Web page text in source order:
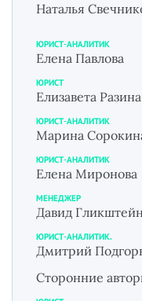
Наталья
ЮРИСТ-АНАЛИТИК
Елена Павлова
ЮРИСТ
Елизавета Разина
ЮРИСТ-АНАЛИТИК
Марина
ЮРИСТ-АНАЛИТИК
Елена Миронова
МЕНЕДЖЕР
Давид Гликштейн
ЮРИСТ-АНАЛИТИК.
Дмитрий
Сторонние